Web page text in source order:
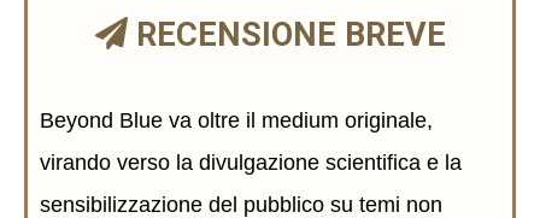
RECENSIONE BREVE
Beyond Blue va oltre il medium originale,
virando verso la divulgazione scientifica e la
sensibilizzazione del pubblico su temi non